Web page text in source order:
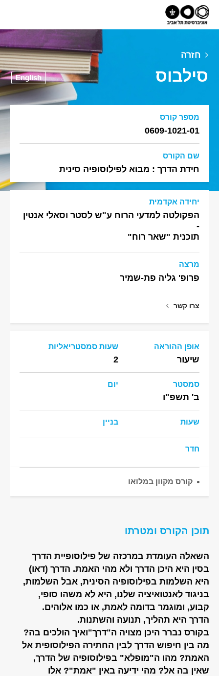
חזרה
סילבוס English
מספר קורס
0609-1021-01
שם הקורס
חידת הדרך : מבוא לפילוסופיה סינית
יחידה אקדמית
הפקולטה למדעי הרוח ע"ש לסטר וסאלי אנטין
-
תוכנית "שאר רוח"
מרצה
פרופ' גליה פת-שמיר
צרו קשר
אופן ההוראה
שיעור
שעות סמסטריאליות
2
סמסטר
ב' תשפ"ו
יום
שעות בניין
חדר
קורס מקוון במלואו
תוכן הקורס ומטרתו
השאלה העומדת במרכזה של פילוסופיית הדרך
בסין היא היכן הדרך ולא מהי האמת. הדרך (דאו)
היא השלמות בפילוסופיה הסינית, אבל השלמות,
בניגוד לאנטואיציה שלנו, היא לא משהו סופי,
קבוע, ומוגמר בדומה לאמת, או כמו אלוהים.
הדרך היא תהליך, תנועה והשתנות.
בקורס נברר היכן מצויה ה"דרך"ואיך הולכים בה?
מה בין חיפוש הדרך לבין החתירה הפילוסופית אל
האמת? מהו ה"מופלא" בפילוסופיה של הדרך,
שאין בה אל? מהי ידיעה באין "אמת"? אלו